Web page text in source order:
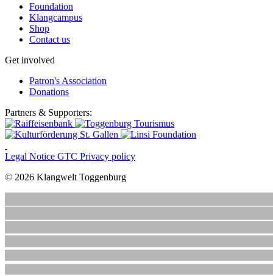
Foundation
Klangcampus
Shop
Contact us
Get involved
Patron's Association
Donations
Partners & Supporters:
Legal Notice GTC Privacy policy
© 2026 Klangwelt Toggenburg